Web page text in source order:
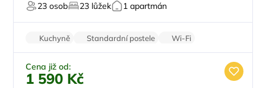
Pro majitele mazlíčků
23 osob 23 lůžek 1 apartmán
Kuchyně Standardní postele
Wi-Fi
Koupelna
Parkování zdarma
Cena již od:
1 590 Kč